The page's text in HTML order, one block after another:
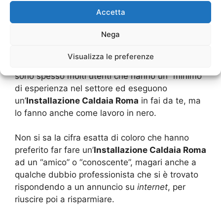
Accetta
Nega
Visualizza le preferenze
Sicuramente i tecnici hanno tutte le
certificazioni e anche dei patentini per eseguire
il lavoro da installatori delle caldaie e di altri
sistemi o impianti di riscaldamento. tuttavia ci
sono spesso molti utenti che hanno un “minimo”
di esperienza nel settore ed eseguono
un’Installazione Caldaia Roma in fai da te, ma
lo fanno anche come lavoro in nero.
Non si sa la cifra esatta di coloro che hanno
preferito far fare un’Installazione Caldaia Roma
ad un “amico” o “conoscente”, magari anche a
qualche dubbio professionista che si è trovato
rispondendo a un annuncio su internet, per
riuscire poi a risparmiare.